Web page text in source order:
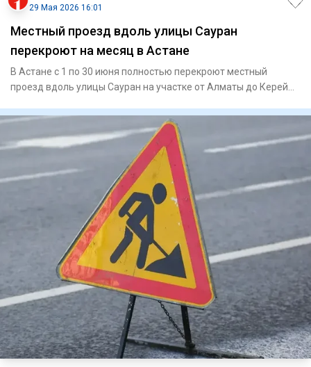
29 Мая 2026 16:01
Местный проезд вдоль улицы Сауран
перекроют на месяц в Астане
В Астане с 1 по 30 июня полностью перекроют местный
проезд вдоль улицы Сауран на участке от Алматы до Керей